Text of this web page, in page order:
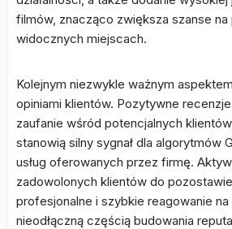
filmów, znacząco zwiększa szanse
widocznych miejscach.
Kolejnym niezwykle ważnym
opiniami klientów. Pozytywne
zaufanie wśród potencjalnych
stanowią silny sygnał dla algorytmów
usług oferowanych przez firmę.
zadowolonych klientów do
profesjonalne i szybkie reagowanie
nieodłączną częścią budowania